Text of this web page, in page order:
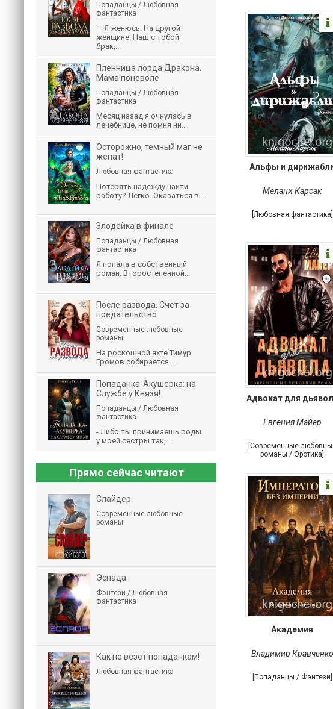
Альфы и
Мелани Карсак
[Любовная фантастика]
Адвокат для
Евгения Майер
[Современные
романы / Эротика]
Академия
Владимир Кравченко
[Попаданцы / Фэнтези]
Попаданцы / Любовная
фантастика
— Я женюсь. На другой
женщине. Наш с тобой
брак,...
Пленница лорда Дракона.
Мама поневоле
Попаданцы / Любовная
фантастика
Месяц назад я очнулась в
лечебнице, не помня ни...
Осторожно, темный маг не
женат!
Любовная фантастика
Потерять надежду найти
работу? Легко. Оказаться в...
Злодейка в финале
Попаданцы / Любовная
фантастика
Я попала в собственный
роман. Второстепенной...
После развода. Счет за
предательство
Современные любовные
романы
На роскошной яхте Тимур
Громов собирается...
Попаданка-Акушерка: на
Службе у Князя!
Попаданцы / Любовная
фантастика
- Либо ты принимаешь роды
у моей сестры так,...
Прямо сейчас читают
Слайдер
Современные любовные
романы
Эспада
Фэнтези / Любовная
фантастика
Как не везет попаданкам!
Любовная фантастика